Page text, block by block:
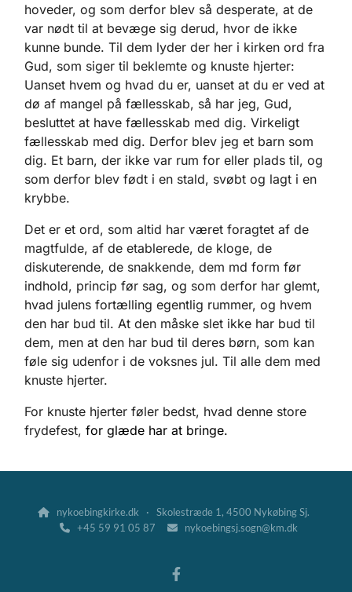
hoveder, og som derfor blev så desperate, at de
var nødt til at bevæge sig derud, hvor de ikke
kunne bunde. Til dem lyder der her i kirken ord fra
Gud, som siger til beklemte og knuste hjerter:
Uanset hvem og hvad du er, uanset at du er ved at
dø af mangel på fællesskab, så har jeg, Gud,
besluttet at have fællesskab med dig. Virkeligt
fællesskab med dig. Derfor blev jeg et barn som
dig. Et barn, der ikke var rum for eller plads til, og
som derfor blev født i en stald, svøbt og lagt i en
krybbe.
Det er et ord, som altid har været foragtet af de
magtfulde, af de etablerede, de kloge, de
diskuterende, de snakkende, dem md form før
indhold, princip før sag, og som derfor har glemt,
hvad julens fortælling egentlig rummer, og hvem
den har bud til. At den måske slet ikke har bud til
dem, men at den har bud til deres børn, som kan
føle sig udenfor i de voksnes jul. Til alle dem med
knuste hjerter.
For knuste hjerter føler bedst, hvad denne store
frydefest, for glæde har at bringe.
 nykoebingkirke.dk · Skolestræde 1, 4500 Nykøbing Sj.
+45 59 91 05 87 nykoebingsj.sogn@km.dk